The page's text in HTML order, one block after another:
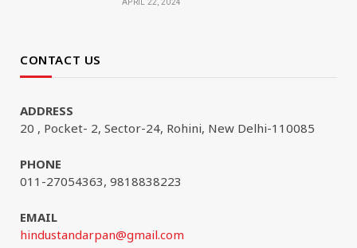
CONTACT US
ADDRESS
20 , Pocket- 2, Sector-24, Rohini, New Delhi-110085
PHONE
011-27054363, 9818838223
EMAIL
hindustandarpan@gmail.com